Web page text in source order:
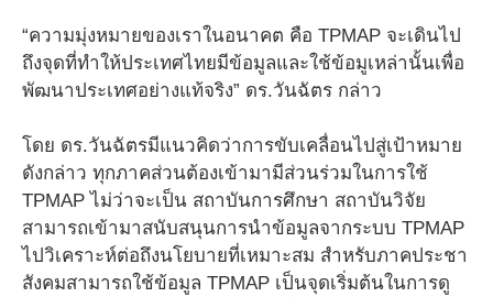
“ความมุ่งหมายของเราในอนาคต คือ TPMAP จะเดินไป
ถึงจุดที่ทำให้ประเทศไทยมีข้อมูลและใช้ข้อมูเหล่านั้นเพื่อ
พัฒนาประเทศอย่างแท้จริง” ดร.วันฉัตร กล่าว
โดย ดร.วันฉัตรมีแนวคิดว่าการขับเคลื่อนไปสู่เป้าหมาย
ดังกล่าว ทุกภาคส่วนต้องเข้ามามีส่วนร่วมในการใช้
TPMAP ไม่ว่าจะเป็น สถาบันการศึกษา สถาบันวิจัย
สามารถเข้ามาสนับสนุนการนำข้อมูลจากระบบ TPMAP
ไปวิเคราะห์ต่อถึงนโยบายที่เหมาะสม สำหรับภาคประชา
สังคมสามารถใช้ข้อมูล TPMAP เป็นจุดเริ่มต้นในการดู